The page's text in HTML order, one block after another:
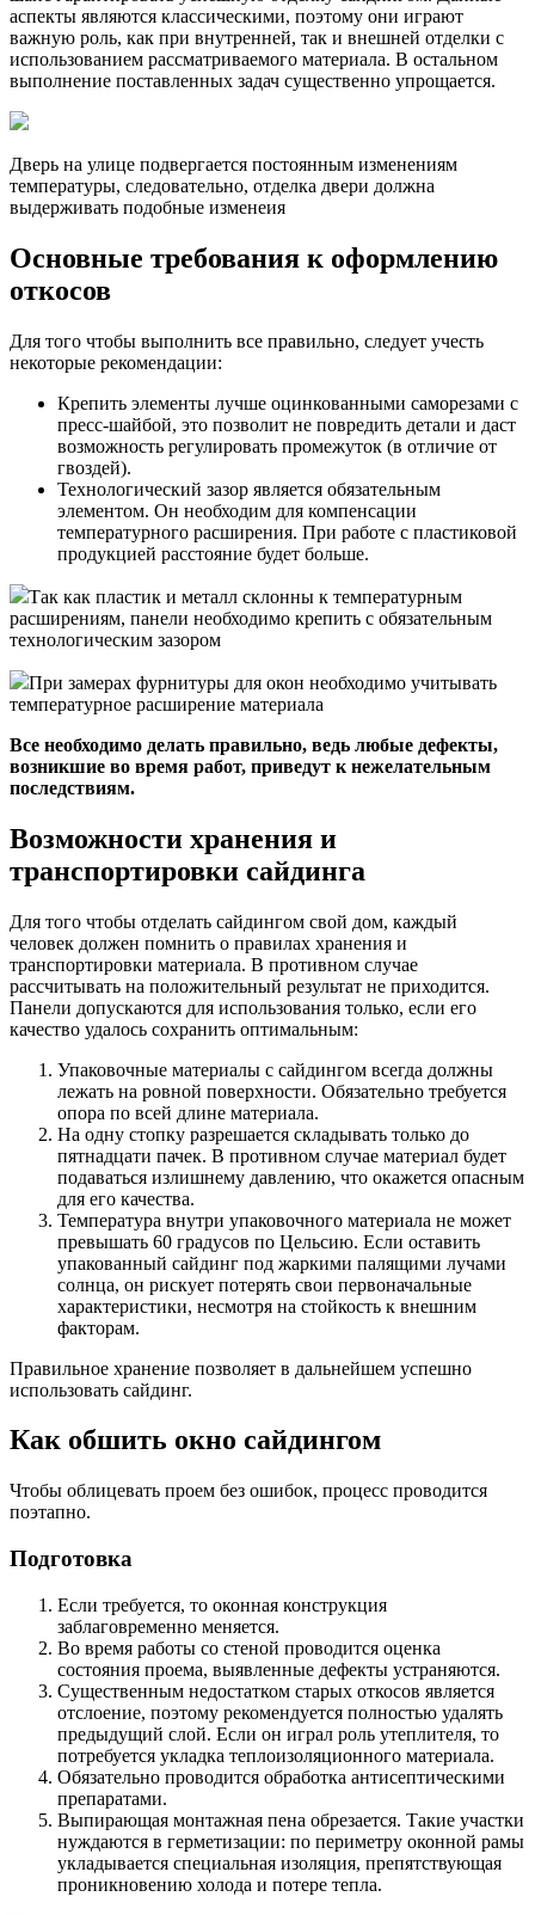
аспекты являются классическими, поэтому они играют
важную роль, как при внутренней, так и внешней отделки с
использованием рассматриваемого материала. В остальном
выполнение поставленных задач существенно упрощается.
Дверь на улице подвергается постоянным изменениям
температуры, следовательно, отделка двери должна
выдерживать подобные изменеия
Основные требования к оформлению
откосов
Для того чтобы выполнить все правильно, следует учесть
некоторые рекомендации:
Крепить элементы лучше оцинкованными саморезами с
пресс-шайбой, это позволит не повредить детали и даст
возможность регулировать промежуток (в отличие от
гвоздей).
Технологический зазор является обязательным
элементом. Он необходим для компенсации
температурного расширения. При работе с пластиковой
продукцией расстояние будет больше.
Так как пластик и металл склонны к температурным
расширениям, панели необходимо крепить с обязательным
технологическим зазором
При замерах фурнитуры для окон необходимо учитывать
температурное расширение материала
Все необходимо делать правильно, ведь любые дефекты,
возникшие во время работ, приведут к нежелательным
последствиям.
Возможности хранения и
транспортировки сайдинга
Для того чтобы отделать сайдингом свой дом, каждый
человек должен помнить о правилах хранения и
транспортировки материала. В противном случае
рассчитывать на положительный результат не приходится.
Панели допускаются для использования только, если его
качество удалось сохранить оптимальным:
Упаковочные материалы с сайдингом всегда должны
лежать на ровной поверхности. Обязательно требуется
опора по всей длине материала.
На одну стопку разрешается складывать только до
пятнадцати пачек. В противном случае материал будет
подаваться излишнему давлению, что окажется опасным
для его качества.
Температура внутри упаковочного материала не может
превышать 60 градусов по Цельсию. Если оставить
упакованный сайдинг под жаркими палящими лучами
солнца, он рискует потерять свои первоначальные
характеристики, несмотря на стойкость к внешним
факторам.
Правильное хранение позволяет в дальнейшем успешно
использовать сайдинг.
Как обшить окно сайдингом
Чтобы облицевать проем без ошибок, процесс проводится
поэтапно.
Подготовка
Если требуется, то оконная конструкция
заблаговременно меняется.
Во время работы со стеной проводится оценка
состояния проема, выявленные дефекты устраняются.
Существенным недостатком старых откосов является
отслоение, поэтому рекомендуется полностью удалять
предыдущий слой. Если он играл роль утеплителя, то
потребуется укладка теплоизоляционного материала.
Обязательно проводится обработка антисептическими
препаратами.
Выпирающая монтажная пена обрезается. Такие участки
нуждаются в герметизации: по периметру оконной рамы
укладывается специальная изоляция, препятствующая
проникновению холода и потере тепла.